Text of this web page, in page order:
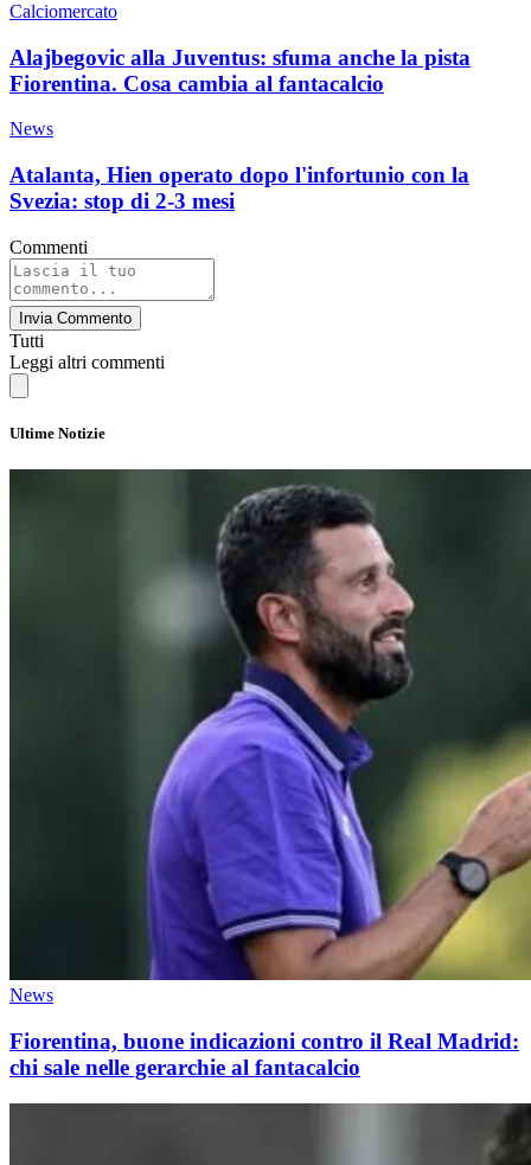
Calciomercato
Alajbegovic alla Juventus: sfuma anche la pista
Fiorentina. Cosa cambia al fantacalcio
News
Atalanta, Hien operato dopo l'infortunio con la
Svezia: stop di 2-3 mesi
Commenti
Invia Commento
Tutti
Leggi altri commenti
Ultime Notizie
News
Fiorentina, buone indicazioni contro il Real Madrid:
chi sale nelle gerarchie al fantacalcio